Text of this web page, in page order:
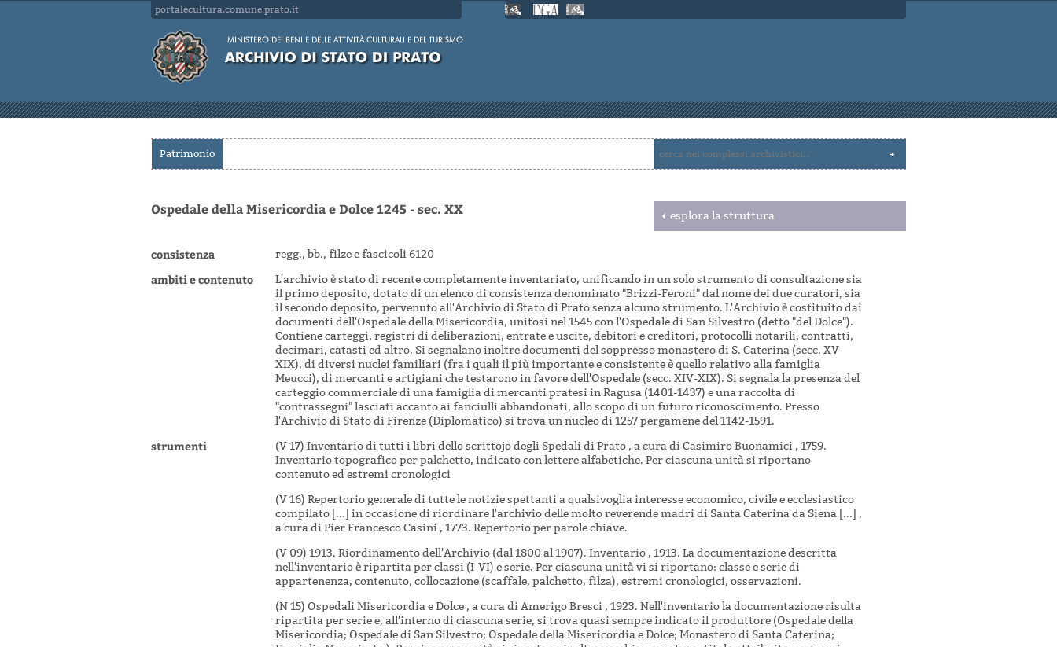
portalecultura.comune.prato.it
Patrimonio
Ospedale della Misericordia e Dolce 1245 - sec. XX esplora la struttura
consistenza regg., bb., filze e fascicoli 6120
ambiti e contenuto
L'archivio è stato di recente completamente inventariato, unificando in un solo strumento di consultazione sia
il primo deposito, dotato di un elenco di consistenza denominato "Brizzi-Feroni" dal nome dei due curatori, sia
il secondo deposito, pervenuto all'Archivio di Stato di Prato senza alcuno strumento. L'Archivio è costituito dai
documenti dell'Ospedale della Misericordia, unitosi nel 1545 con l'Ospedale di San Silvestro (detto "del Dolce").
Contiene carteggi, registri di deliberazioni, entrate e uscite, debitori e creditori, protocolli notarili, contratti,
decimari, catasti ed altro. Si segnalano inoltre documenti del soppresso monastero di S. Caterina (secc. XV-
XIX), di diversi nuclei familiari (fra i quali il più importante e consistente è quello relativo alla famiglia
Meucci), di mercanti e artigiani che testarono in favore dell'Ospedale (secc. XIV-XIX). Si segnala la presenza del
carteggio commerciale di una famiglia di mercanti pratesi in Ragusa (1401-1437) e una raccolta di
"contrassegni" lasciati accanto ai fanciulli abbandonati, allo scopo di un futuro riconoscimento. Presso
l'Archivio di Stato di Firenze (Diplomatico) si trova un nucleo di 1257 pergamene del 1142-1591.
strumenti
(V 17) Inventario di tutti i libri dello scrittojo degli Spedali di Prato , a cura di Casimiro Buonamici , 1759.
Inventario topografico per palchetto, indicato con lettere alfabetiche. Per ciascuna unità si riportano
contenuto ed estremi cronologici
(V 16) Repertorio generale di tutte le notizie spettanti a qualsivoglia interesse economico, civile e ecclesiastico
compilato [...] in occasione di riordinare l'archivio delle molto reverende madri di Santa Caterina da Siena [...] ,
a cura di Pier Francesco Casini , 1773. Repertorio per parole chiave.
(V 09) 1913. Riordinamento dell'Archivio (dal 1800 al 1907). Inventario , 1913. La documentazione descritta
nell'inventario è ripartita per classi (I-VI) e serie. Per ciascuna unità vi si riportano: classe e serie di
appartenenza, contenuto, collocazione (scaffale, palchetto, filza), estremi cronologici, osservazioni.
(N 15) Ospedali Misericordia e Dolce , a cura di Amerigo Bresci , 1923. Nell'inventario la documentazione risulta
ripartita per serie e, all'interno di ciascuna serie, si trova quasi sempre indicato il produttore (Ospedale della
Misericordia; Ospedale di San Silvestro; Ospedale della Misericordia e Dolce; Monastero di Santa Caterina;